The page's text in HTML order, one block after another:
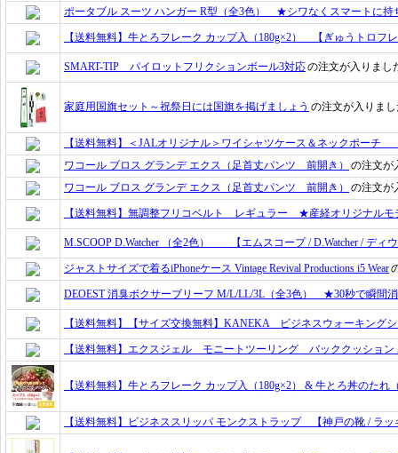
ポータブル スーツ ハンガー R型（全3色） ★シワなくスマートに
【送料無料】牛とろフレーク カップ入（180g×2） 【ぎゅうトロフ
SMART-TIP パイロットフリクションボール3対応の注文が入りまし
家庭用国旗セット～祝祭日には国旗を掲げましょう の注文が入りま
【送料無料】＜JALオリジナル＞ワイシャツケース＆ネックポーチ
ワコール ブロス グランデ エクス（足首丈パンツ 前開き）
の注文が
ワコール ブロス グランデ エクス（足首丈パンツ 前開き）
の注文が
【送料無料】無調整フリコベルト レギュラー ★産経オリジナ
M.SCOOP D.Watcher （全2色） 【エムスコープ / D.Watcher / ディ
ジャストサイズで着るiPhoneケース Vintage Revival Productions i5 Wear
DEOEST 消臭ボクサーブリーフ M/L/LL/3L（全3色） ★30秒で瞬間
【送料無料】【サイズ交換無料】KANEKA ビジネスウォーキン
【送料無料】エクスジェル モニートツーリング バッククッシ
【送料無料】牛とろフレーク カップ入（180g×2） & 牛とろ丼のた
【送料無料】ビジネススリッパ モンクストラップ 【神戸の靴 / ラ